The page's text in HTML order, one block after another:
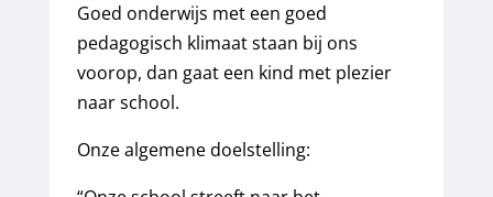
Goed onderwijs met een goed
pedagogisch klimaat staan bij ons
voorop, dan gaat een kind met plezier
naar school.
Onze algemene doelstelling: